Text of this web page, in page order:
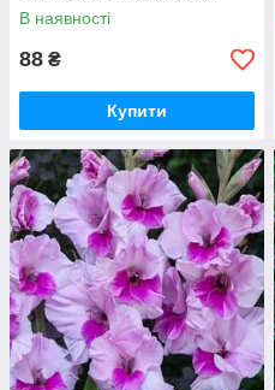
В наявності
88 ₴
Купити